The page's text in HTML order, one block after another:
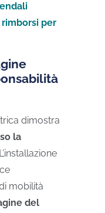
per
dimostra
la
mobilità
del